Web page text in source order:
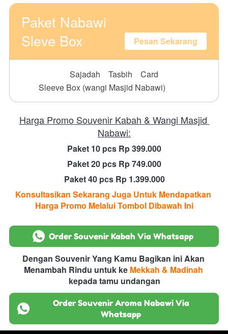
Paket Nabawi
Sleve Box
Pesan Sekarang
Sajadah Tasbih
Card
Sleeve Box (wangi Masjid Nabawi)
Harga Promo Souvenir Kabah & Wangi Masjid
Nabawi:
Paket 10 pcs Rp 399.000
Paket 20 pcs Rp 749.000
Paket 40 pcs Rp 1.399.000
Konsultasikan Sekarang Juga Untuk Mendapatkan
Harga Promo Melalui Tombol Dibawah Ini
` Order Souvenir Kabah Via Whatsapp
Dengan Souvenir Yang Kamu Bagikan ini Akan
Menambah Rindu untuk ke
kepada tamu undangan
`
Order Souvenir Aroma Nabawi Via
Whatsapp